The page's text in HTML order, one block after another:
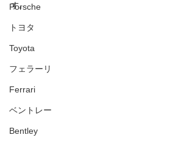
Porsche
トヨタ
Toyota
フェラーリ
Ferrari
ベントレー
Bentley
す。